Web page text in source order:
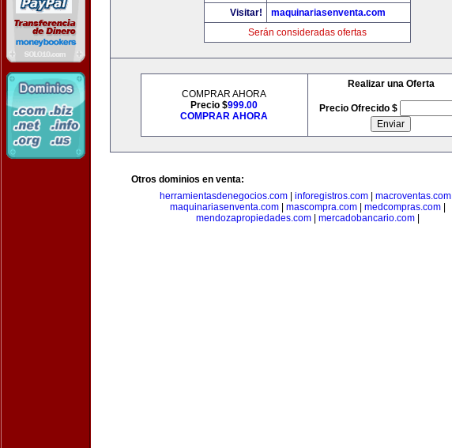
Visitar!
maquinariasenventa.com
Serán consideradas ofertas
COMPRAR AHORA
Precio $999.00
COMPRAR AHORA
Realizar una Oferta
Precio Ofrecido $
Otros dominios en venta:
herramientasdenegocios.com| inforegistros.com| macroventas.com|
maquinariasenventa.com| mascompra.com| medcompras.com|
mendozapropiedades.com| mercadobancario.com|